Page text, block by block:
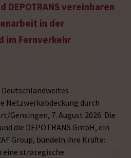
vereinbaren
in der
im Fernverkehr
Netzwerkabdeckung durch
7. August 2026. Die
die DEPOTRANS GmbH, ein
Group, bündeln ihre Kräfte:
eine strategische